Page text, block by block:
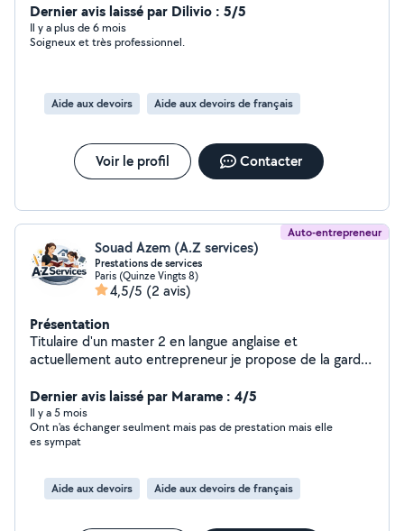
épanouissement. Beaucoup d'expériences avec les
adultes et les enfants J'ai un bac+5 dans le médical Je
peux donner des cours de soutien :
Dernier avis laissé par Dilivio : 5/5
Il y a plus de 6 mois
Soigneux et très professionnel.
Aide aux devoirs Aide aux devoirs de français
Voir le profil Contacter
Auto-entrepreneur
Souad Azem (A.Z services)
Prestations de services
Paris (Quinze Vingts 8)
4,5/5 (2 avis)
Présentation
Titulaire d'un master 2 en langue anglaise et
actuellement auto entrepreneur je propose de la garde
d'expérience).
Dernier avis laissé par Marame : 4/5
Il y a 5 mois
Ont n'as échanger seulment mais pas de prestation mais elle
es sympat
Aide aux devoirs Aide aux devoirs de français